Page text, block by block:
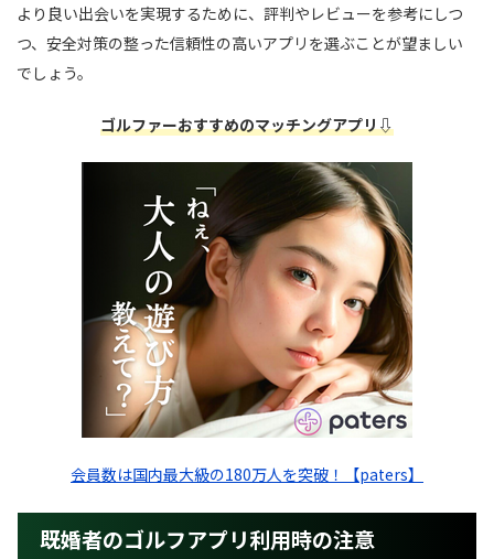
より良い出会いを実現するために、評判やレビューを参考にしつ
つ、安全対策の整った信頼性の高いアプリを選ぶことが望ましい
でしょう。
ゴルファーおすすめのマッチングアプリ⇩
会員数は国内最大級の180万人を突破！【paters】
既婚者のゴルフアプリ利用時の注意